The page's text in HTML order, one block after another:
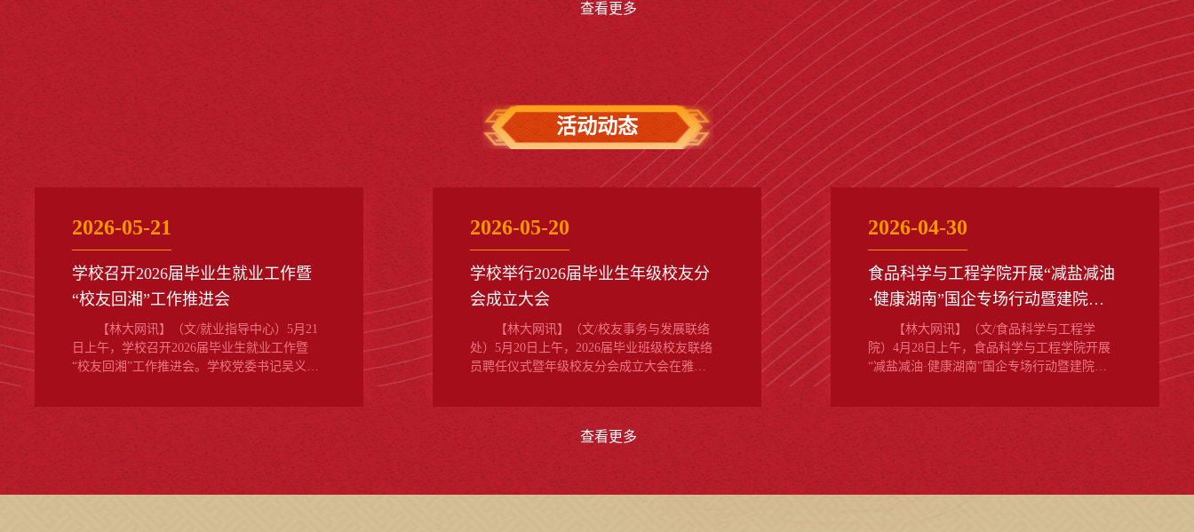
查看更多
活动动态
2026-05-21
学校召开2026届毕业生就业工作暨
“校友回湘”工作推进会
【林大网讯】（文/就业指导中心）5月21
日上午，学校召开2026届毕业生就业工作暨
“校友回湘”工作推进会。学校党委书记吴义强
德主持会议。▲学校召开2026届毕业生就业
工作暨“校友回湘”工作推进会吴义强深刻剖析
了当前就业形势。他强调，就业是学校民生
根基工程、“一号工程”，全校上下要压紧压实
主体责任，构建全员协同的就业工作体系。
2026-05-20
学校举行2026届毕业生年级校友分
会成立大会
【林大网讯】（文/校友事务与发展联络
处）5月20日上午，2026届毕业班级校友联络
员聘任仪式暨年级校友分会成立大会在雅韵
会刘高强代表学校向圆满完成学业、即将奔
赴人生新征程的2026届全体同学以及光荣受
聘的校友联络员表示祝贺，对新一届校友分
会理事会的工作充满信心和期待。他希望
2026届全体同学要以青春赴使命，希望同学
2026-04-30
食品科学与工程学院开展“减盐减油
·健康湖南”国企专场行动暨建院二
十周年系列活动启动仪式
【林大网讯】（文/食品科学与工程学
院）4月28日上午，食品科学与工程学院开展
“减盐减油·健康湖南”国企专场行动暨建院二
动。学校相关部门负责人、企业代表及食品
学院师生、校友代表参加活动。▲食品科学
与工程学院开展“减盐减油·健康湖南”国企专
场行动暨建院二十周年系列活动启动仪式刘
激扬在讲话中表示，“减盐减油·健康湖南”行
查看更多